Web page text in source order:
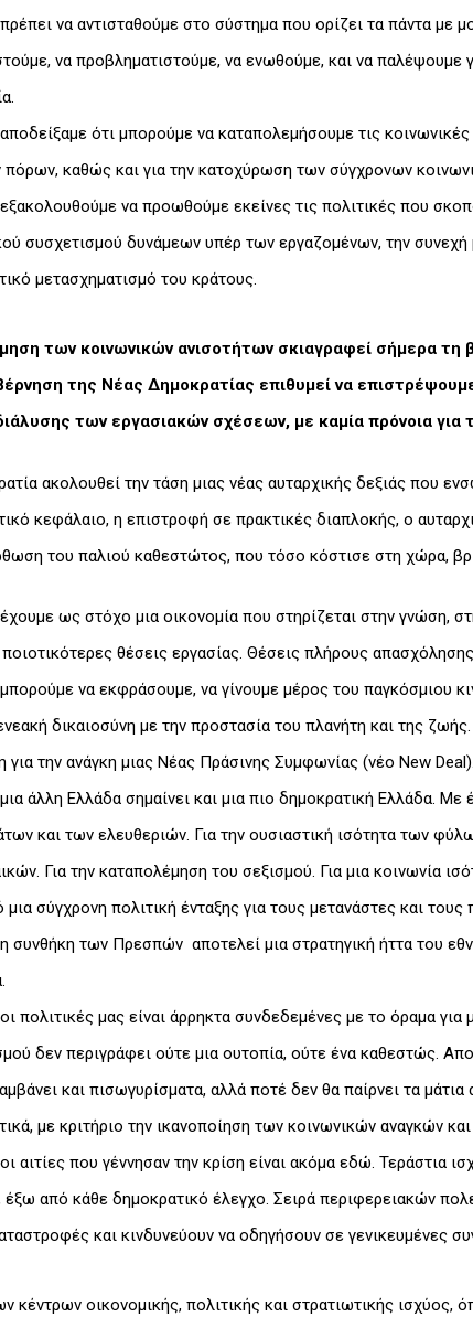
πρέπει να αντισταθούμε στο σύστημα που ορίζει τα πάντα με
να προβληματιστούμε, να ενωθούμε, και να παλέψουμε
αποδείξαμε ότι μπορούμε να καταπολεμήσουμε τις
καθώς και για την κατοχύρωση των σύγχρονων
εξακολουθούμε να προωθούμε εκείνες τις πολιτικές που
συσχετισμού δυνάμεων υπέρ των εργαζομένων, την
μετασχηματισμό του κράτους.
των κοινωνικών ανισοτήτων σκιαγραφεί σήμερα τη
της Νέας Δημοκρατίας επιθυμεί να
των εργασιακών σχέσεων, με καμία πρόνοια
ακολουθεί την τάση μιας νέας αυταρχικής δεξιάς που
κεφάλαιο, η επιστροφή σε πρακτικές διαπλοκής, ο
του παλιού καθεστώτος, που τόσο κόστισε στη χώρα,
έχουμε ως στόχο μια οικονομία που στηρίζεται στην γνώση,
θέσεις εργασίας. Θέσεις πλήρους
μπορούμε να εκφράσουμε, να γίνουμε μέρος του παγκόσμιου
δικαιοσύνη με την προστασία του πλανήτη και της
για την ανάγκη μιας Νέας Πράσινης Συμφωνίας (νέο New Deal).
μια άλλη Ελλάδα σημαίνει και μια πιο δημοκρατική Ελλάδα.
και των ελευθεριών. Για την ουσιαστική ισότητα των
Για την καταπολέμηση του σεξισμού. Για μια κοινωνία
σύγχρονη πολιτική ένταξης για τους μετανάστες και
η συνθήκη των Πρεσπών αποτελεί μια στρατηγική ήττα του
οι πολιτικές μας είναι άρρηκτα συνδεδεμένες με το όραμα
δεν περιγράφει ούτε μια ουτοπία, ούτε ένα καθεστώς.
και πισωγυρίσματα, αλλά ποτέ δεν θα παίρνει τα
με κριτήριο την ικανοποίηση των κοινωνικών αναγκών
οι αιτίες που γέννησαν την κρίση είναι ακόμα εδώ. Τεράστια
έξω από κάθε δημοκρατικό έλεγχο. Σειρά περιφερειακών
και κινδυνεύουν να οδηγήσουν σε γενικευμένες
κέντρων οικονομικής, πολιτικής και στρατιωτικής ισχύος,